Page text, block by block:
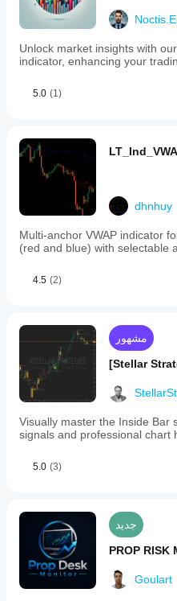
Unlock market insights with
indicator, enhancing your
5.0 (1)
dhnhuy
Multi-anchor VWAP indicator
(red and blue) with selectable
4.5 (2)
مشهور
[Stellar
Visually master the Inside Bar
signals and professional chart
5.0 (3)
جديد
PROP RISK
Goulart